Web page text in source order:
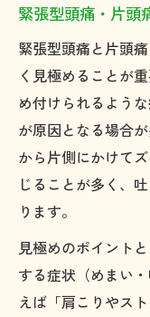
緊張型頭痛・片頭
緊張型頭痛と片頭
く見極めることが
め付けられるよう
が原因となる場合
から片側にかけて
じることが多く、
ります。
見極めのポイント
する症状（めまい
えば「肩こりやス